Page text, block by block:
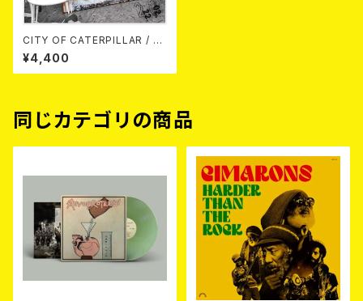
CITY OF CATERPILLAR / "S
elf Titled" LP - 20th Anniv
ersary edition LP
¥4,400
同じカテゴリの商品